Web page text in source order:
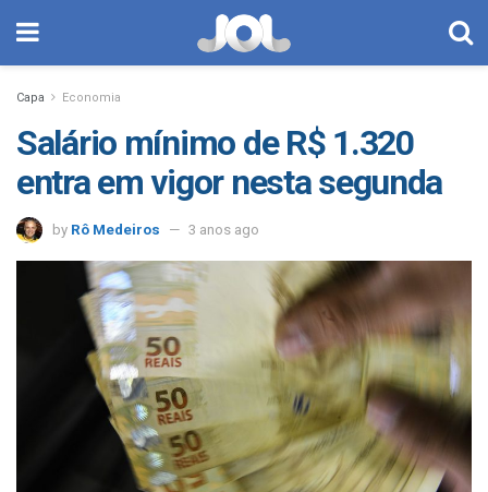
Capa Economia
Salário mínimo de R$ 1.320
entra em vigor nesta segunda
by Rô Medeiros 3 anos ago